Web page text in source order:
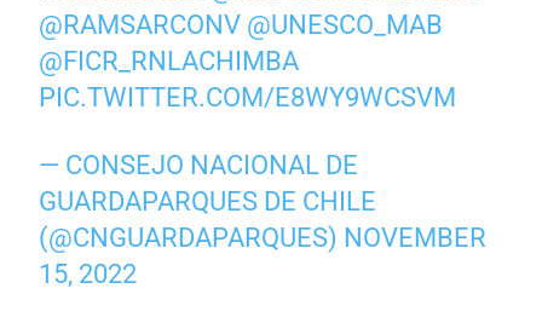
@RAMSARCONV @UNESCO_MAB
@FICR_RNLACHIMBA
PIC.TWITTER.COM/E8WY9WCSVM
— CONSEJO NACIONAL DE
GUARDAPARQUES DE CHILE
(@CNGUARDAPARQUES) NOVEMBER
15, 2022